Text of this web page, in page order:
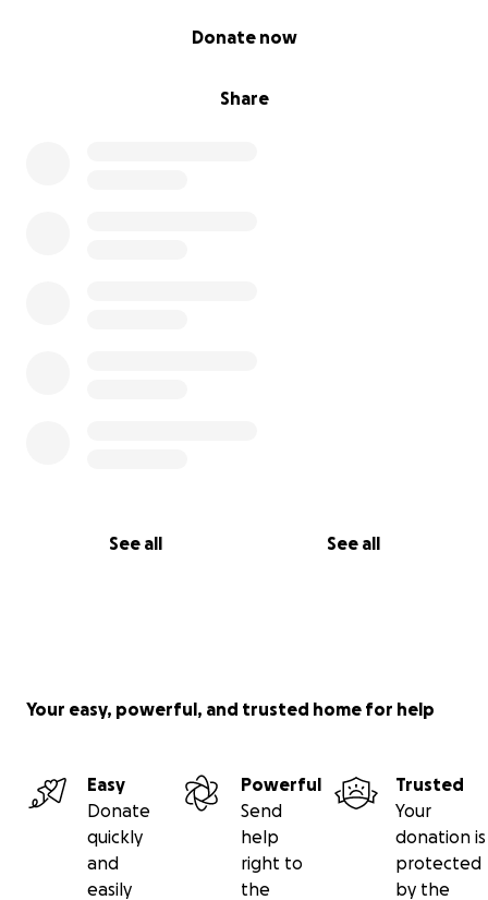
Share
Donate now
See all See all
Your easy, powerful, and trusted home for help
Easy
Donate
quickly
and
easily
Powerful
Send
help
right to
the
Trusted
Your
donation is
protected
by the